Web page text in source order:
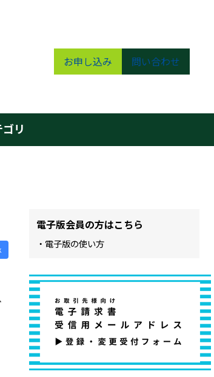
お申し込み 問い合わせ
リ
電子版会員の方はこちら
・電子版の使い方